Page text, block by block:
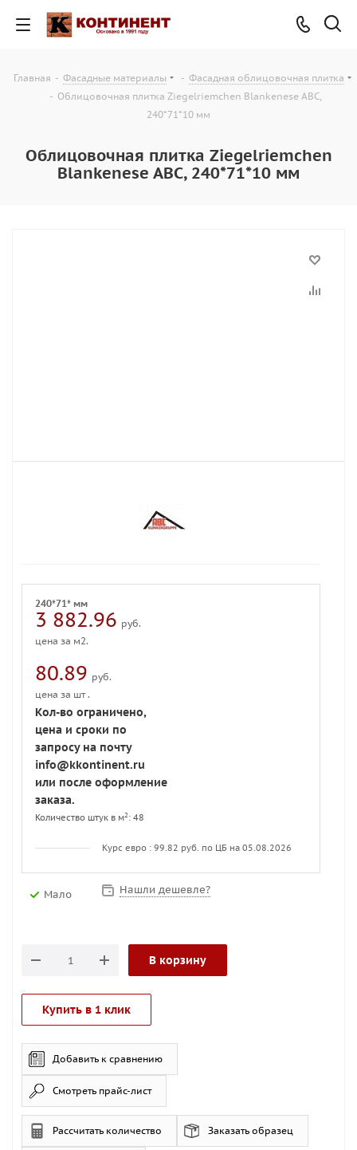
Главная - Фасадные материалы - Фасадная облицовочная плитка
- Облицовочная плитка Ziegelriemchen Blankenese ABC,
240*71*10 мм
Облицовочная плитка Ziegelriemchen
Blankenese ABC, 240*71*10 мм
240*71* мм
3 882.96 руб.
цена за м2.
80.89 руб.
цена за шт .
Кол-во ограничено,
цена и сроки по
запросу на почту
info@kkontinent.ru
или после оформление
заказа.
Количество штук в м2 : 48
Курс евро : 99.82 руб. по ЦБ на 05.08.2026
Мало Нашли дешевле?
В корзину
Купить в 1 клик
Смотреть прайс-лист
Добавить к сравнению
Рассчитать количество Заказать образец